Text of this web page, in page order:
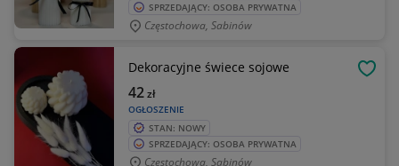
SPRZEDAJĄCY: OSOBA PRYWATNA
Częstochowa, Sabinów
Dekoracyjne świece sojowe
OGŁOSZENIE
42zł
STAN: NOWY
SPRZEDAJĄCY: OSOBA PRYWATNA
Częstochowa, Sabinów